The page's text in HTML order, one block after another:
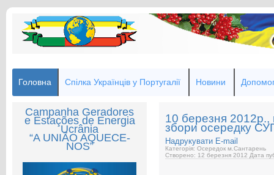
Головна Спілка Українців у Португалії Новини
Campanha Geradores
e Estações de Energia
Ucrânia
“A UNIÃO AQUECE-
NOS”
10 березня 2012р.,
збори осередку
Надрукувати E-mail
Категорія: Осередок м.Сантарень
Створено: 12 березня 2012 Дата